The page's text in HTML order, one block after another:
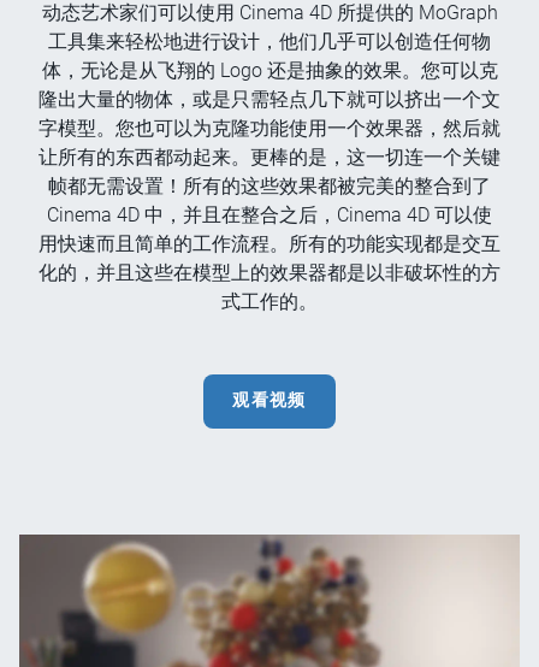
动态艺术家们可以使用 Cinema 4D 所提供的 MoGraph
工具集来轻松地进行设计，他们几乎可以创造任何物
体，无论是从飞翔的 Logo 还是抽象的效果。您可以克
隆出大量的物体，或是只需轻点几下就可以挤出一个文
字模型。您也可以为克隆功能使用一个效果器，然后就
让所有的东西都动起来。更棒的是，这一切连一个关键
帧都无需设置！所有的这些效果都被完美的整合到了
Cinema 4D 中，并且在整合之后，Cinema 4D 可以使
用快速而且简单的工作流程。所有的功能实现都是交互
化的，并且这些在模型上的效果器都是以非破坏性的方
式工作的。
观看视频